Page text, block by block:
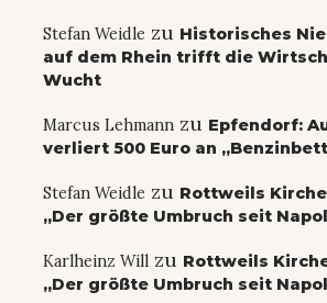
Stefan Weidle zu Historisches
auf dem Rhein trifft die
Wucht
Marcus Lehmann zu Epfendorf:
verliert 500 Euro an
Stefan Weidle zu Rottweils
„Der größte Umbruch seit
Karlheinz Will zu Rottweils
„Der größte Umbruch seit